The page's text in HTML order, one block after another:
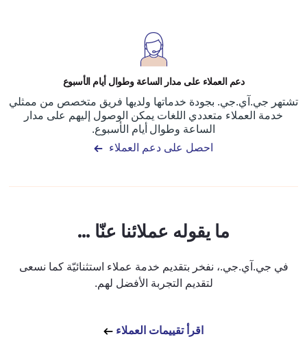
دعم العملاء على مدار الساعة وطوال أيام الأسبوع
تشتهر جي.آي.جي. بجودة خدماتها ولديها فريق متخصص من ممثلي
خدمة العملاء متعددي اللغات يمكن الوصول إليهم على مدار
الساعة وطوال أيام الأسبوع.
احصل على دعم العملاء
ما يقوله عملائنا عنّا …
في جي.آي.جي.، نفخر بتقديم خدمة عملاء استثنائيّة كما نسعى
لتقديم التجربة الأفضل لهم.
اقرأ تقييمات العملاء